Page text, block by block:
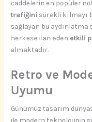
caddelerin en popüler
trafiğini sürekli kılmayı
sağlayan bu
herkese ilan eden etkili
almaktadır.
Retro ve
Uyumu
Günümüz tasarım